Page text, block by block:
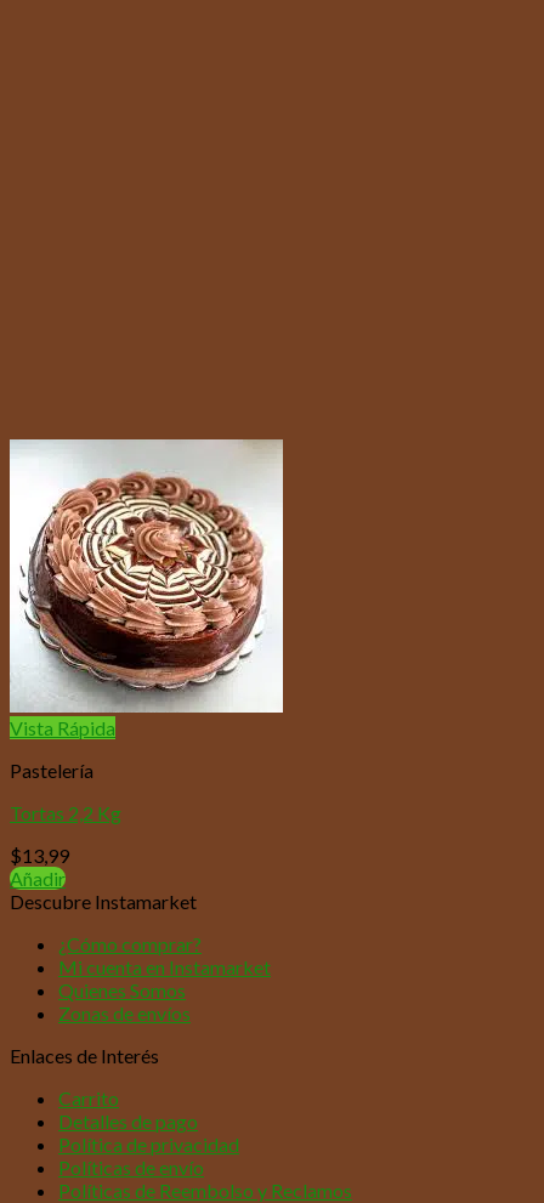
Vista Rápida
Pastelería
Tortas 2,2 Kg
$13,99
Añadir
Descubre Instamarket
¿Cómo comprar?
Mi cuenta en Instamarket
Quienes Somos
Zonas de envíos
Enlaces de Interés
Carrito
Detalles de pago
Política de privacidad
Políticas de envío
Políticas de Reembolso y Reclamos